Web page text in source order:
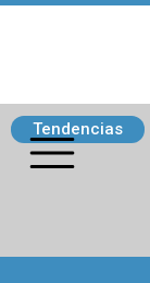
Tendencias